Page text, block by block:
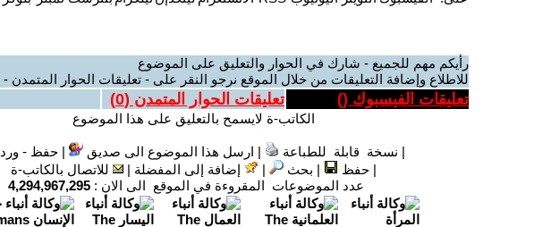
رأيكم مهم للجميع - شارك في الحوار والتعليق على الموضوع
للاطلاع وإضافة التعليقات من خلال الموقع نرجو النقر على - تعليقات الحوار المتمدن -
تعليقات الفيسبوك () تعليقات الحوار المتمدن (0
)
الكاتب-ة لايسمح بالتعليق على هذا الموضوع
| نسخة قابلة للطباعة | ارسل هذا الموضوع الى صديق |حفظ - ورد
|حفظ | بحث | إضافة إلى المفضلة |
للاتصال بالكاتب-ة
عدد الموضوعات المقروءة في الموقع الى الان : 4,294,967,295